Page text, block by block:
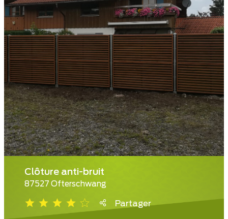
Clôture anti-bruit
87527 Ofterschwang
Partager